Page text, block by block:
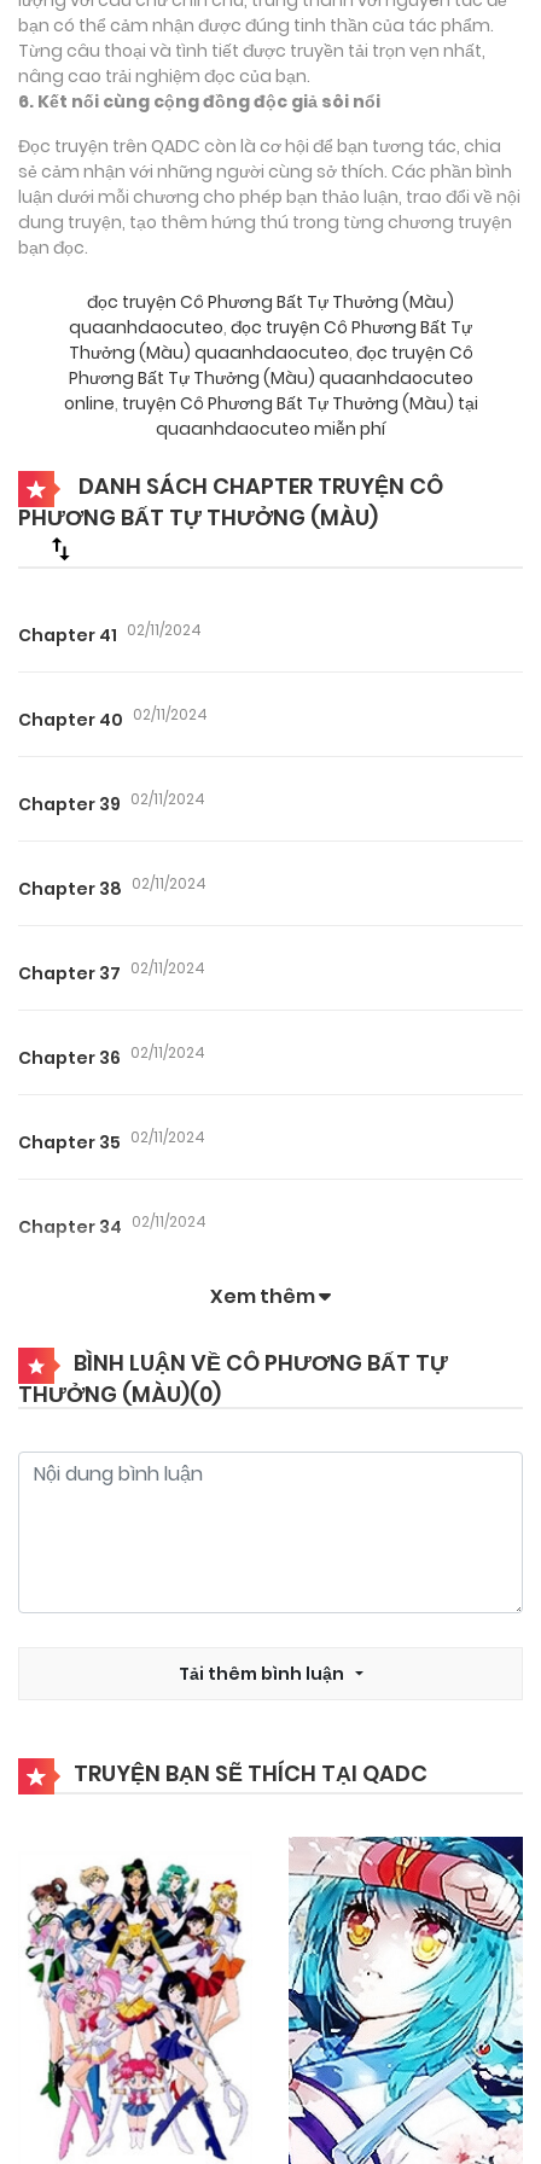
bạn có thể cảm nhận được đúng tinh thần của tác phẩm.
Từng câu thoại và tình tiết được truyền tải trọn vẹn nhất,
nâng cao trải nghiệm đọc của bạn.
6. Kết nối cùng cộng đồng độc giả sôi nổi
Đọc truyện trên QADC còn là cơ hội để bạn tương tác, chia
sẻ cảm nhận với những người cùng sở thích. Các phần bình
luận dưới mỗi chương cho phép bạn thảo luận, trao đổi về nội
dung truyện, tạo thêm hứng thú trong từng chương truyện
bạn đọc.
đọc truyện Cô Phương Bất Tự Thưởng (Màu)
quaanhdaocuteo, đọc truyện Cô Phương Bất Tự
Thưởng (Màu) quaanhdaocuteo, đọc truyện Cô
Phương Bất Tự Thưởng (Màu) quaanhdaocuteo
online, truyện Cô Phương Bất Tự Thưởng (Màu) tại
quaanhdaocuteo miễn phí
DANH SÁCH CHAPTER TRUYỆN CÔ
PHƯƠNG BẤT TỰ THƯỞNG (MÀU)
Chapter 41 02/11/2024
Chapter 40 02/11/2024
Chapter 39 02/11/2024
Chapter 38 02/11/2024
Chapter 37 02/11/2024
Chapter 36 02/11/2024
Chapter 35 02/11/2024
Chapter 34 02/11/2024
Chapter 32 02/11/2024
Chapter 31 02/11/2024
Chapter 26 02/11/2024
Chapter 25 02/11/2024
Chapter 24 02/11/2024
Chapter 23 02/11/2024
Xem thêm
BÌNH LUẬN VỀ CÔ PHƯƠNG BẤT TỰ
THƯỞNG (MÀU)(0)
Tải thêm bình luận
TRUYỆN BẠN SẼ THÍCH TẠI QADC